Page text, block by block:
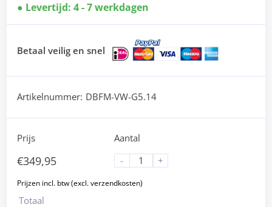
Levertijd: 4 - 7 werkdagen
Betaal veilig en snel
Artikelnummer: DBFM-VW-G5.14
Prijs
€349,95
Aantal
-
+
Totaal